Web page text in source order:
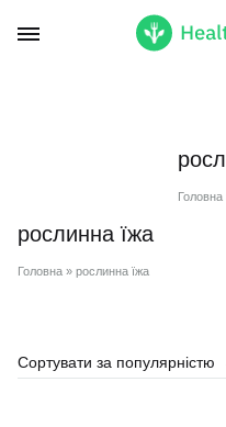
Головна
рослинна їжа
Головна » рослинна їжа
Сортувати за популярністю